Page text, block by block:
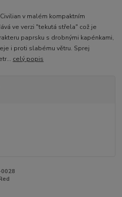
v malém kompaktním
ve verzi "tekutá střela" což je
paprsku s drobnými kapénkami,
i proti slabému větru. Sprej
celý popis